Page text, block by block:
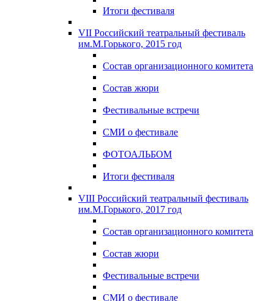
Итоги фестиваля
VII Российский театральный фестиваль
им.М.Горького, 2015 год
Состав организационного комитета
Состав жюри
Фестивальные встречи
СМИ о фестивале
ФОТОАЛЬБОМ
Итоги фестиваля
VIII Российский театральный фестиваль
им.М.Горького, 2017 год
Состав организационного комитета
Состав жюри
Фестивальные встречи
СМИ о фестивале